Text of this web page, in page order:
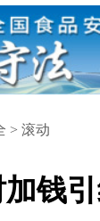
> 滚动
钱